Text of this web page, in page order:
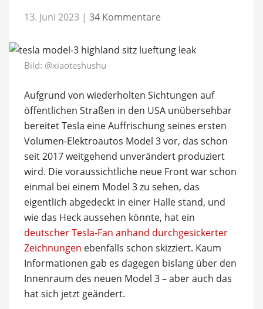
13. Juni 2023 | 34 Kommentare
Bild: @xiaoteshushu
Aufgrund von wiederholten Sichtungen auf
öffentlichen Straßen in den USA unübersehbar
bereitet Tesla eine Auffrischung seines ersten
Volumen-Elektroautos Model 3 vor, das schon
seit 2017 weitgehend unverändert produziert
wird. Die voraussichtliche neue Front war schon
einmal bei einem Model 3 zu sehen, das
eigentlich abgedeckt in einer Halle stand, und
wie das Heck aussehen könnte, hat ein
deutscher Tesla-Fan anhand durchgesickerter
Zeichnungen ebenfalls schon skizziert. Kaum
Informationen gab es dagegen bislang über den
Innenraum des neuen Model 3 – aber auch das
hat sich jetzt geändert.